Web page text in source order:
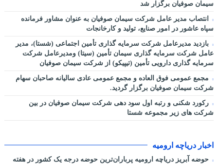
سیمان صوفیان برگزار شد
انتصاب مدیر عامل شرکت سیمان صوفیان به عنوان مشاور فرمانده
سپاه عاشور در امور صنایع، تولید و کارخانجات
بازدید مدیرعامل شرکت سرمایه گذاری تأمین اجتماعی (شستا)، مدیر
عامل شرکت سرمایه گذاری سیمان تأمین (سیتا) ومدیرعامل شرکت
سرمایه گذاری دارویی تأمین (تیپیکو) از شرکت سیمان صوفیان
مجمع عمومی فوق العاده و مجمع عمومی عادی سالیانه صاحبان سهام
شرکت سیمان صوفیان برگزار گردید.
رکورد شکنی و رتبه اول سود دهی شرکت سیمان صوفیان در بین
شرکت های زیر مجموعه شستا
اخبار دریاچه ارومیه
حوضه آبریز دریاچه ارومیه پرباران‌ترین حوضه‌ درجه یک کشور در هفته